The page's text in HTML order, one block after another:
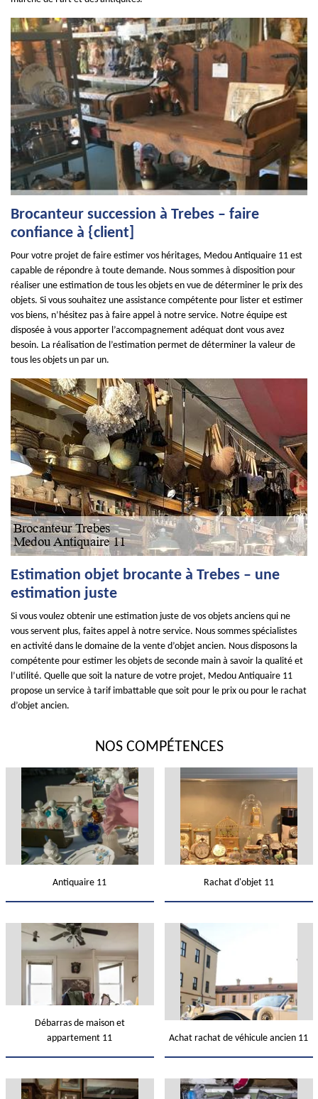
Brocanteur succession à Trebes – faire
confiance à {client]
Pour votre projet de faire estimer vos héritages, Medou Antiquaire 11 est
capable de répondre à toute demande. Nous sommes à disposition pour
réaliser une estimation de tous les objets en vue de déterminer le prix des
objets. Si vous souhaitez une assistance compétente pour lister et estimer
vos biens, n’hésitez pas à faire appel à notre service. Notre équipe est
disposée à vous apporter l’accompagnement adéquat dont vous avez
besoin. La réalisation de l’estimation permet de déterminer la valeur de
tous les objets un par un.
Estimation objet brocante à Trebes – une
estimation juste
Si vous voulez obtenir une estimation juste de vos objets anciens qui ne
vous servent plus, faites appel à notre service. Nous sommes spécialistes
en activité dans le domaine de la vente d’objet ancien. Nous disposons la
compétente pour estimer les objets de seconde main à savoir la qualité et
l’utilité. Quelle que soit la nature de votre projet, Medou Antiquaire 11
propose un service à tarif imbattable que soit pour le prix ou pour le rachat
d’objet ancien.
NOS COMPÉTENCES
Antiquaire 11 Rachat d'objet 11
Débarras de maison et
appartement 11
Achat rachat de véhicule ancien 11